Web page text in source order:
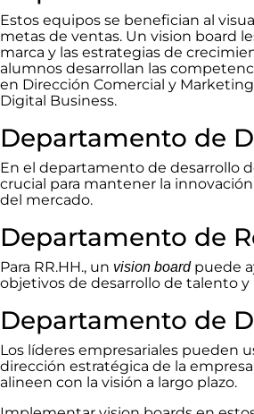
Estos equipos se benefician al
metas de ventas. Un vision board
marca y las estrategias de
alumnos desarrollan las
en Dirección Comercial y
Digital Business.
Departamento de
En el departamento de desarrollo
crucial para mantener la
del mercado.
Departamento de
Para RR.HH., un vision boardpuede
objetivos de desarrollo de talento
Departamento de
Los líderes empresariales pueden
dirección estratégica de la
alineen con la visión a largo plazo.